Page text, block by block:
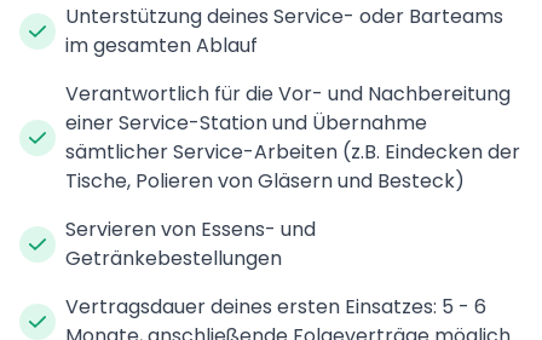
Unterstützung deines Service- oder Barteams
im gesamten Ablauf
Verantwortlich für die Vor- und Nachbereitung
einer Service-Station und Übernahme
sämtlicher Service-Arbeiten (z.B. Eindecken der
Tische, Polieren von Gläsern und Besteck)
Servieren von Essens- und
Getränkebestellungen
Vertragsdauer deines ersten Einsatzes: 5 - 6